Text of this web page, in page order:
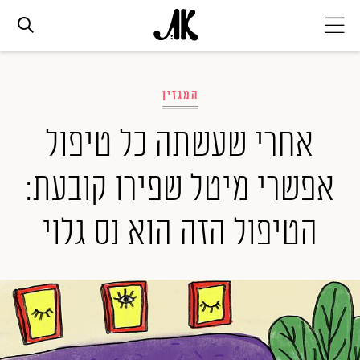
אופנה
ביוטי
סלבס
ערוצים נוספים
המגזין
המגזין
אחרי שעשתה כל טיפול
אפשרי מיטל שפירו קובעת:
הטיפול הזה הוא נס גלוי